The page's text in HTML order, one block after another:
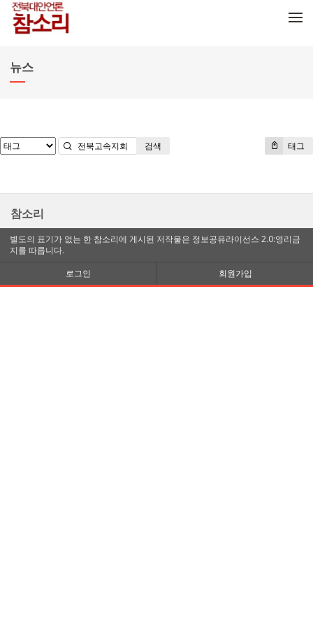
뉴스
태그
검색
참소리
별도의 표기가 없는 한 참소리에 게시된 저작물은 정보공유라이선스 2.0:영리금
지를 따릅니다.
로그인
회원가입